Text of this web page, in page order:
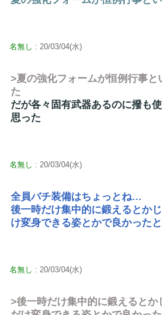
名無し : 20/03/04(水)
>夏の強化フォームが恒例行事と
た
だが各々固有武器あるのに撥も
思った
名無し : 20/03/04(水)
全員バチ装備はちょっとね…
後一時だけ集中的に鍛えるとか
け変身できる姿とかで良かった
名無し : 20/03/04(水)
>後一時だけ集中的に鍛えるとか